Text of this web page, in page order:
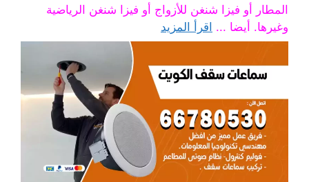
المطار أو فيزا شنغن للأزواج أو فيزا شنغن الرياضية
وغيرها. أيضا ... اقرأ المزيد